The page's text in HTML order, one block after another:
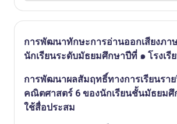
การพัฒนาทักษะการอ่านออกเสียงภา
นักเรียนระดับมัธยมศึกษาปีที่ ๑ โรงเรี
การพัฒนาผลสัมฤทธิ์ทางการเรียนรา
คณิตศาสตร์ 6 ของนักเรียนชั้นมัธยมศึ
ใช้สื่อประสม